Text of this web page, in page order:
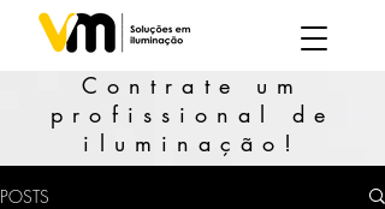
Contrate um
profissional de
iluminação!
POSTS